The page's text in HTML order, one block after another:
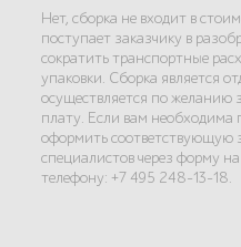
Нет, сборка не входит в
поступает заказчику в
сократить транспортные
упаковки. Сборка является
осуществляется по желанию
плату. Если вам необходима
оформить соответствующую
специалистов через форму
телефону: +7 495 248-13-18.